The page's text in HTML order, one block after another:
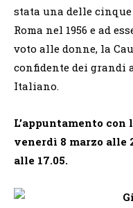
stata una delle
Roma nel 1956 e ad
voto alle donne, la
confidente dei grandi
Italiano.
L’appuntamento con
venerdì 8 marzo alle
alle 17.05.